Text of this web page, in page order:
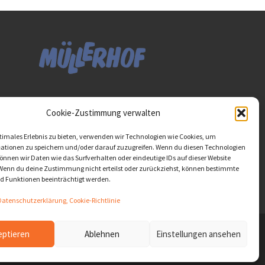
Cookie-Zustimmung verwalten
Erlebnis zu bieten, verwenden wir Technologien wie Cookies, um
zu speichern und/oder darauf zuzugreifen. Wenn du diesen Technologien
wir Daten wie das Surfverhalten oder eindeutige IDs auf dieser Website
du deine Zustimmung nicht erteilst oder zurückziehst, können bestimmte
Funktionen beeinträchtigt werden.
Cookie-Richtlinie
Ablehnen Einstellungen ansehen
Diese Website ist als Teil
lassen - Raum geben"
>>>